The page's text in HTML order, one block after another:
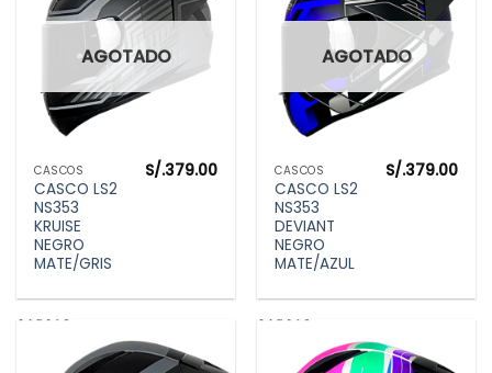
AGOTADO
CASCOS
CASCO LS2
NS353
KRUISE
NEGRO
MATE/GRIS
S/.379.00
AGOTADO
CASCOS
CASCO LS2
NS353
DEVIANT
NEGRO
MATE/AZUL
S/.379.00